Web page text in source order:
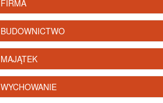
FIRMA
BUDOWNICTWO
MAJĄTEK
WYCHOWANIE